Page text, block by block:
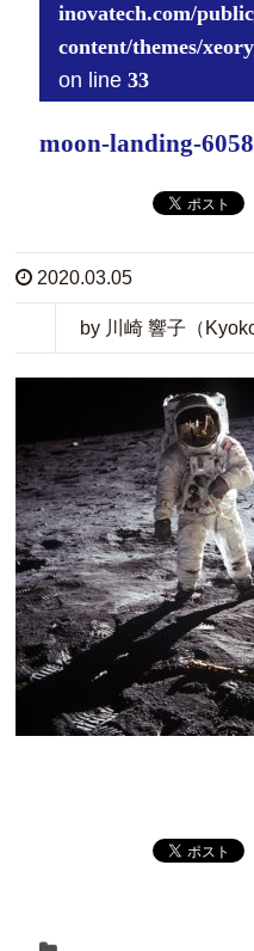
inovatech.com/
content/themes/
on line33
moon-landing-
2020.03.05
by 川崎 響子（